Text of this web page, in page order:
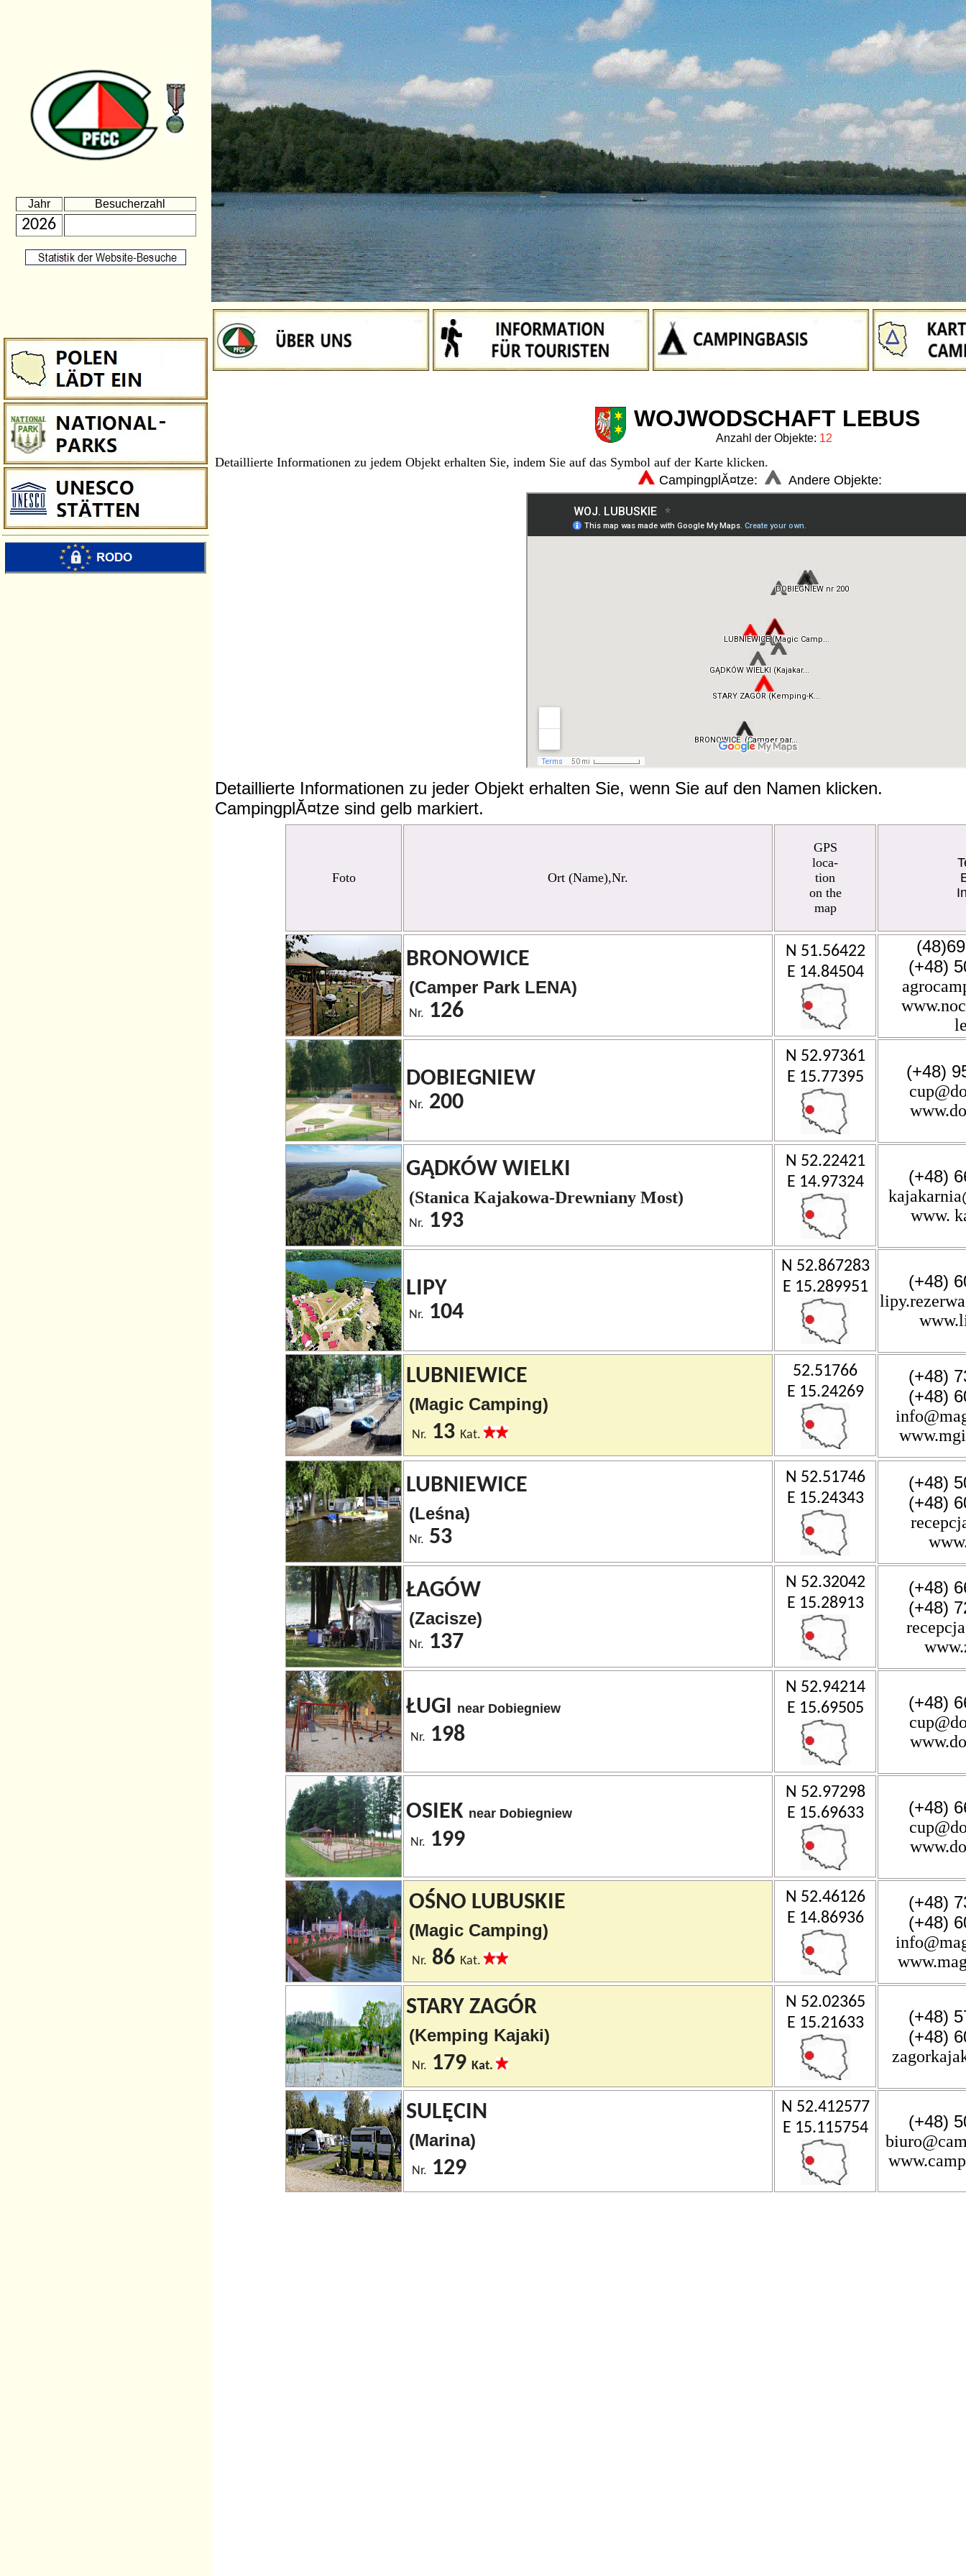
Jahr Besucherzahl
2026
WOJWODSCHAFT LEBUS
Anzahl der Objekte: 12
Detaillierte Informationen zu jedem Objekt erhalten Sie, indem Sie auf das Symbol auf der Karte klicken.
CampingplĂ¤tze:
Andere Objekte:
Detaillierte Informationen zu jeder Objekt erhalten Sie, wenn Sie auf den Namen klicken.
CampingplĂ¤tze sind gelb markiert.
Foto Ort (Name),Nr.
GPS
loca-
tion
on the
map
BRONOWICE
(Camper Park LENA)
Nr. 126
N 51.56422
E 14.84504
(+48)
DOBIEGNIEW
Nr. 200
N 52.97361
E 15.77395
(+48)
GĄDKÓW WIELKI
(Stanica Kajakowa-Drewniany Most)
Nr. 193
N 52.22421
E 14.97324
(+48)
www.
LIPY
Nr. 104
N 52.867283
E 15.289951
(+48)
LUBNIEWICE
(Magic Camping)
Nr. 13 Kat.
52.51766
E 15.24269
(+48)
(+48)
LUBNIEWICE
(Leśna)
Nr. 53
N 52.51746
E 15.24343
(+48)
(+48)
ŁAGÓW
(Zacisze)
Nr. 137
N 52.32042
E 15.28913
(+48)
(+48)
ŁUGI near Dobiegniew
Nr. 198
N 52.94214
E 15.69505
(+48)
OSIEK near Dobiegniew
Nr. 199
N 52.97298
E 15.69633
(+48)
OŚNO LUBUSKIE
(Magic Camping)
Nr. 86 Kat.
N 52.46126
E 14.86936
(+48)
(+48)
STARY ZAGÓR
(Kemping Kajaki)
Nr. 179 Kat.
N 52.02365
E 15.21633
(+48)
(+48)
SULĘCIN
(Marina)
Nr. 129
N 52.412577
E 15.115754
(+48)